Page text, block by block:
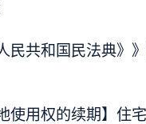
民共和国民法典》
使用权的续期】住